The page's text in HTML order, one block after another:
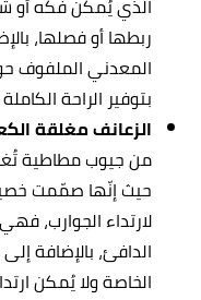
الذي يُمكن فكّه أو
ربطها أو فصلها،
المعدني الملفوف
بتوفير الراحة
الزعانف مغلقة
من جيوب مطاطية
حيث إنّها صمّمت
لارتداء الجوارب،
الدافئ، بالإضافة
الخاصة ولا يُمكن